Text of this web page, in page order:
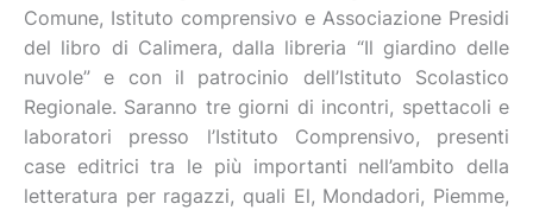
Comune, Istituto comprensivo e Associazione Presidi
del libro di Calimera, dalla libreria “Il giardino delle
nuvole” e con il patrocinio dell’Istituto Scolastico
Regionale. Saranno tre giorni di incontri, spettacoli e
laboratori presso l’Istituto Comprensivo, presenti
case editrici tra le più importanti nell’ambito della
letteratura per ragazzi, quali El, Mondadori, Piemme,